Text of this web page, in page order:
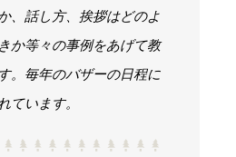
、話し方、挨拶はどのよ
か等々の事例をあげて教
。毎年のバザーの日程に
ています。